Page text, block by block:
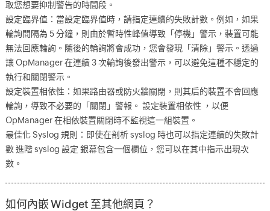
取您想要抑制警告的時間段。
設定臨界值：當設定臨界值時，請指定連續的失敗計數。例如，如果
輪詢間隔為 5 分鐘，則由於暫時性峰值導致「停機」警示，裝置可能
無法回應輪詢。隨後的輪詢將會成功，您會發現「清除」警示。透過
讓 OpManager 在連續 3 次輪詢後發出警示，可以避免這種不穩定的
執行和關閉警示。
設定裝置相依性：如果路由器或防火牆關閉，則其后的裝置不會回應
輪詢，導致不必要的「關閉」警報。 設定裝置相依性 ，以便
OpManager 在相依裝置關閉時不監視這一組裝置。
最佳化 Syslog 規則：即使在剖析 syslog 時也可以指定連續的失敗計
數 進階 syslog 設定 銀幕包含一個欄位，您可以在其中指示出現次
數。
如何內嵌 Widget 至其他網頁？